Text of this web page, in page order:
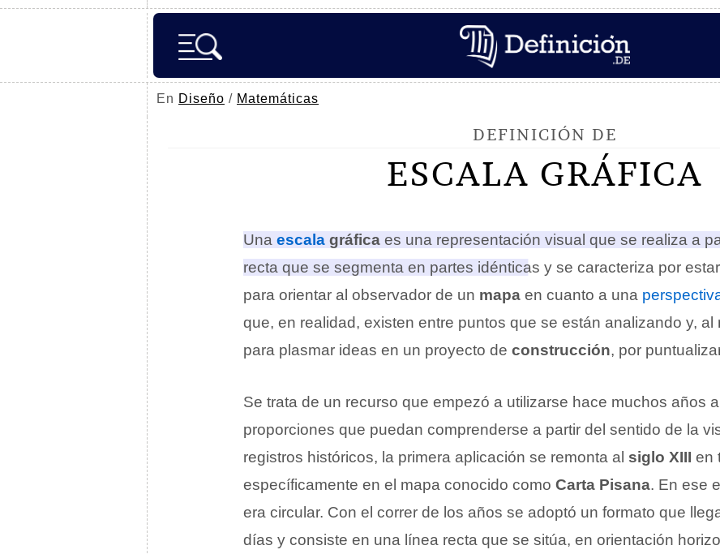
En Diseño / Matemáticas
DEFINICIÓN DE
ESCALA GRÁFICA
Una escala gráfica es una representación visual que se realiza a
recta que se segmenta en partes idénticas y se caracteriza por
para orientar al observador de un mapa en cuanto a una
que, en realidad, existen entre puntos que se están analizando y, al
para plasmar ideas en un proyecto de construcción, por
Se trata de un recurso que empezó a utilizarse hace muchos años
proporciones que puedan comprenderse a partir del sentido de la
registros históricos, la primera aplicación se remonta al siglo XIII en
específicamente en el mapa conocido como Carta Pisana. En ese
era circular. Con el correr de los años se adoptó un formato que
días y consiste en una línea recta que se sitúa, en orientación